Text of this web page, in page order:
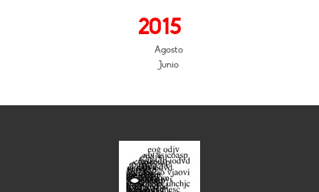
2015
Agosto
Junio